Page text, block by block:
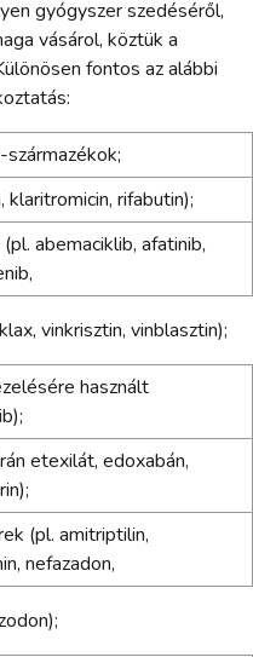
gyógyszer szedéséről,
vásárol, köztük a
fontos az alábbi
rifabutin);
abemaciklib, afatinib,
vinkrisztin, vinblasztin);
használt
etexilát, edoxabán,
(pl. amitriptilin,
nefazadon,